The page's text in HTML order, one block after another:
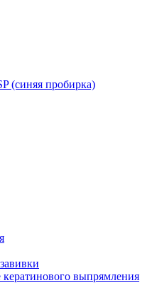
(синяя пробирка)
кератинового выпрямления